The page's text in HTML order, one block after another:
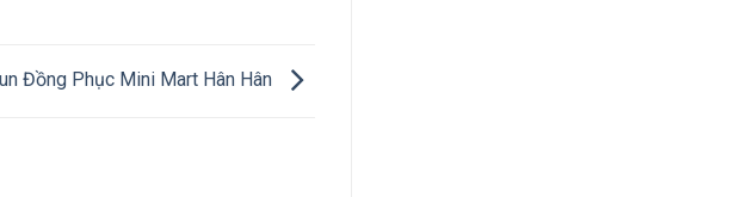
Đồng Phục Mini Mart Hân Hân